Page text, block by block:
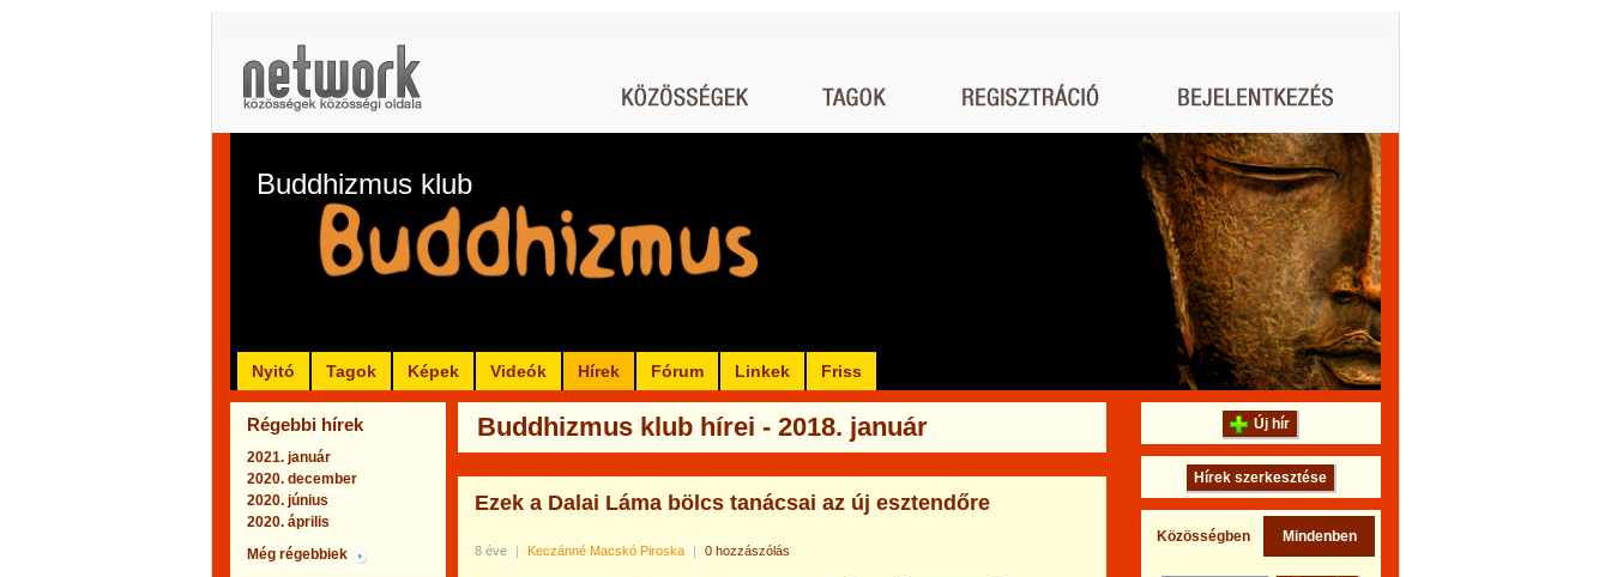
Buddhizmus klub
Nyitó Tagok Képek Videók Hírek Fórum Linkek Friss
Régebbi hírek
2021. január
2020. december
2020. június
2020. április
Még régebbiek
Buddhizmus klub hírei - 2018. január
Ezek a Dalai Láma bölcs tanácsai az új esztendőre
8 éve | Keczánné Macskó Piroska | 0 hozzászólás
Új hír
Hírek szerkesztése
Közösségben Mindenben